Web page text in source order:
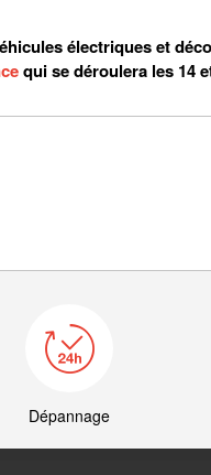
électriques et
qui se déroulera les 14
Dépannage